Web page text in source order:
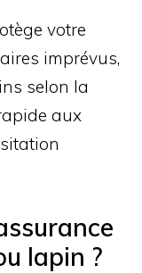
votre
imprévus,
selon la
aux
lapin ?